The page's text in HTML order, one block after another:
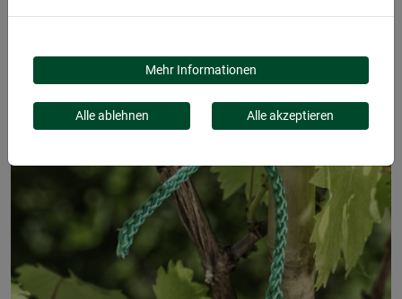
Mehr Informationen
Alle ablehnen Alle akzeptieren